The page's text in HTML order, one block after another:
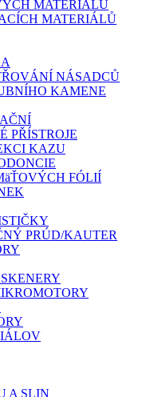
MATERIÁLŮ
MATERIÁLŮ
NÁSADCŮ
KAMENE
PŘÍSTROJE
KAZU
FÓLIÍ
PRÚD/KAUTER
A SLIN